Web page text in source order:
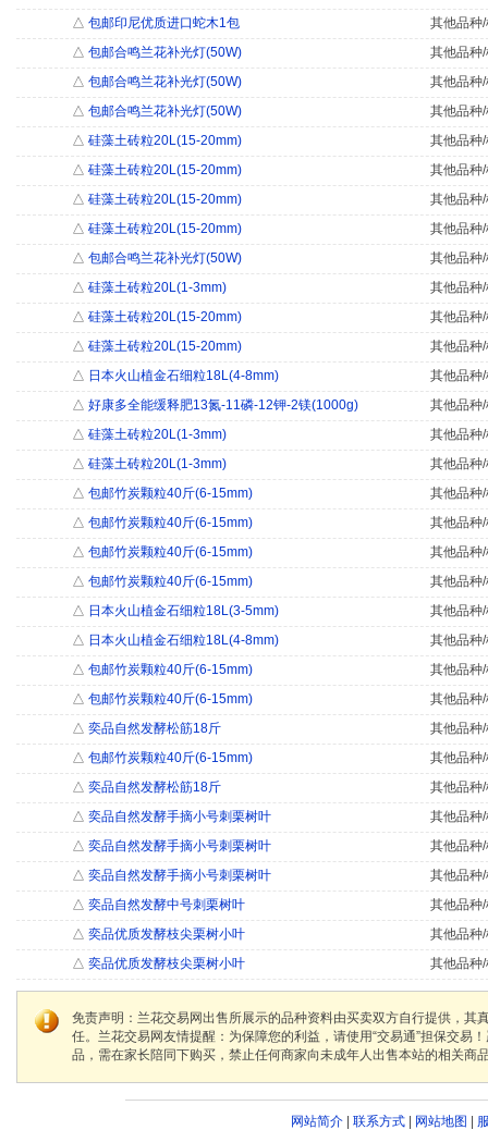
△ 包邮印尼优质进口蛇木1包
其他品种
△ 包邮合鸣兰花补光灯(50W)
其他品种
△ 包邮合鸣兰花补光灯(50W)
其他品种
△ 包邮合鸣兰花补光灯(50W)
其他品种
△ 硅藻土砖粒20L(15-20mm)
其他品种
△ 硅藻土砖粒20L(15-20mm)
其他品种
△ 硅藻土砖粒20L(15-20mm)
其他品种
△ 硅藻土砖粒20L(15-20mm)
其他品种
△ 包邮合鸣兰花补光灯(50W)
其他品种
△ 硅藻土砖粒20L(1-3mm)
其他品种
△ 硅藻土砖粒20L(15-20mm)
其他品种
△ 硅藻土砖粒20L(15-20mm)
其他品种
△ 日本火山植金石细粒18L(4-8mm)
其他品种
△ 好康多全能缓释肥13氮-11磷-12钾-2镁(1000g)
其他品种
△ 硅藻土砖粒20L(1-3mm)
其他品种
△ 硅藻土砖粒20L(1-3mm)
其他品种
△ 包邮竹炭颗粒40斤(6-15mm)
其他品种
△ 包邮竹炭颗粒40斤(6-15mm)
其他品种
△ 包邮竹炭颗粒40斤(6-15mm)
其他品种
△ 包邮竹炭颗粒40斤(6-15mm)
其他品种
△ 日本火山植金石细粒18L(3-5mm)
其他品种
△ 日本火山植金石细粒18L(4-8mm)
其他品种
△ 包邮竹炭颗粒40斤(6-15mm)
其他品种
△ 包邮竹炭颗粒40斤(6-15mm)
其他品种
△ 奕品自然发酵松筋18斤
其他品种
△ 包邮竹炭颗粒40斤(6-15mm)
其他品种
△ 奕品自然发酵松筋18斤
其他品种
△ 奕品自然发酵手摘小号刺栗树叶
其他品种
△ 奕品自然发酵手摘小号刺栗树叶
其他品种
△ 奕品自然发酵手摘小号刺栗树叶
其他品种
△ 奕品自然发酵中号刺栗树叶
其他品种
△ 奕品优质发酵枝尖栗树小叶
其他品种
△ 奕品优质发酵枝尖栗树小叶 其他品种
免责声明：兰花交易网出售所展示的品种资料由买卖双方自行提供，
任。兰花交易网友情提醒：为保障您的利益，请使用“交易通”担保交
品，需在家长陪同下购买，禁止任何商家向未成年人出售本站的相关商
网站简介| 联系方式| 网站地图